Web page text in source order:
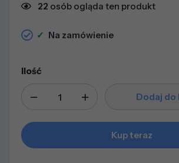
22 osób ogląda ten produkt
✓ Na zamówienie
Ilość
Dodaj do
Kup teraz